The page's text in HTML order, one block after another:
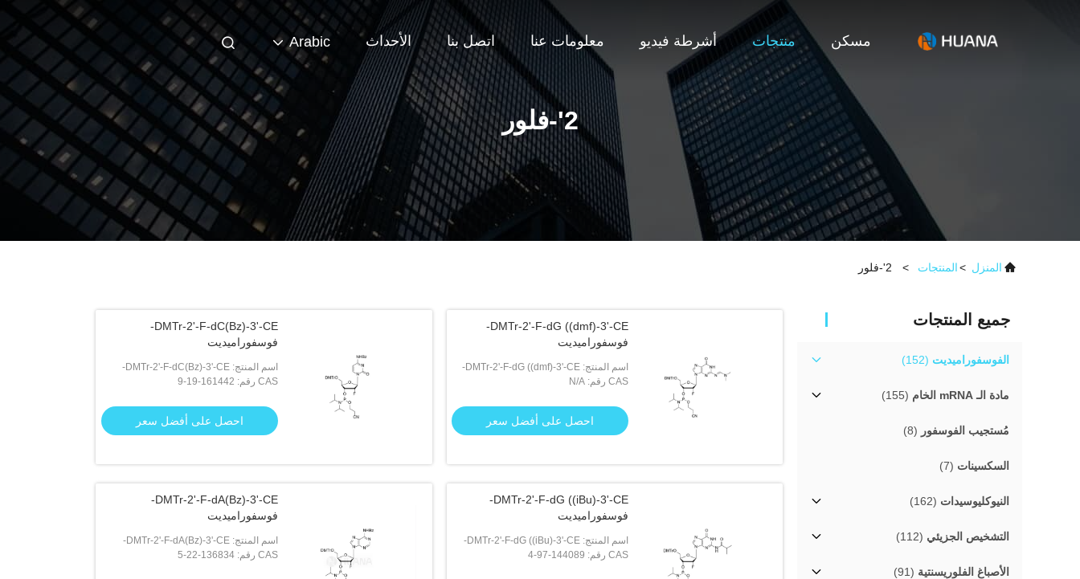
مسكن منتجات أشرطة فيديو معلومات عنا اتصل بنا الأحداث Arabic
2'-فلور
المنزل >المنتجات > 2'-فلور
جميع المنتجات
الفوسفوراميديت (152)
مادة الـ mRNA الخام (155)
مُستجيب الفوسفور (8)
السكسينات (7)
النيوكليوسيدات (162)
التشخيص الجزيئي (112)
الأصباغ الفلوريسنتية (91)
DMTr-2'-F-dG ((dmf)-3'-CE-
فوسفوراميديت
اسم المنتج: DMTr-2'-F-dG ((dmf)-3'-CE-
فوسفوراميديت
CAS رقم: N/A
احصل على أفضل سعر
DMTr-2'-F-dC(Bz)-3'-CE-
فوسفوراميديت
اسم المنتج: DMTr-2'-F-dC(Bz)-3'-CE-
فوسفوراميديت
CAS رقم: 161442-19-9
احصل على أفضل سعر
DMTr-2'-F-dG ((iBu)-3'-CE-
فوسفوراميديت
اسم المنتج: DMTr-2'-F-dG ((iBu)-3'-CE-
فوسفوراميديت
CAS رقم: 144089-97-4
DMTr-2'-F-dA(Bz)-3'-CE-
فوسفوراميديت
اسم المنتج: DMTr-2'-F-dA(Bz)-3'-CE-
فوسفوراميديت
CAS رقم: 136834-22-5